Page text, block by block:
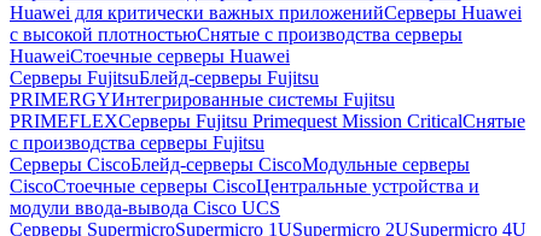
Huawei для критически важных приложенийСерверы Huawei
с высокой плотностьюСнятые с производства серверы
HuaweiСтоечные серверы Huawei
Серверы FujitsuБлейд-серверы Fujitsu
PRIMERGYИнтегрированные системы Fujitsu
PRIMEFLEXСерверы Fujitsu Primequest Mission CriticalСнятые
с производства серверы Fujitsu
Серверы CiscoБлейд-серверы CiscoМодульные серверы
CiscoСтоечные серверы CiscoЦентральные устройства и
модули ввода-вывода Cisco UCS
Серверы SupermicroSupermicro 1USupermicro 2USupermicro 4U